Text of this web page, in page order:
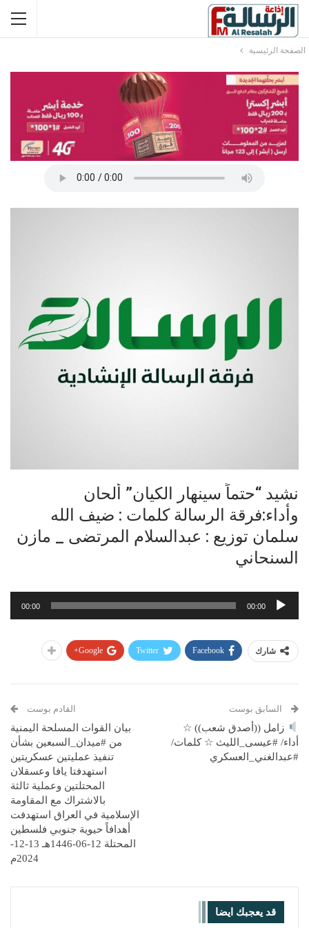
الصفحة الرئيسية
نشيد “حتماً سينهار الكيان” ألحان
وأداء:فرقة الرسالة كلمات : ضيف الله
سلمان توزيع : عبدالسلام المرتضى _ مازن
السنحاني
مشغل
00:00
00:00
شارك Facebook
Twitter
Google+
السابق بوست
زامل ((أصدق شعب)) ☆
أداء/ #عيسى_الليث ☆ كلمات/
#عبدالغني_العسكري
القادم بوست
بيان القوات المسلحة اليمنية
من #ميدان_السبعين بشأن
تنفيذ عمليتين عسكريتين
استهدفتا يافا وعسقلان
المحتلتين وعملية ثالثة
بالاشتراك مع المقاومة
الإسلامية في العراق استهدفت
أهدافاً حيوية جنوبي فلسطين
المحتلة 12-06-1446هـ 13-12-
2024م
قد يعجبك ايضا